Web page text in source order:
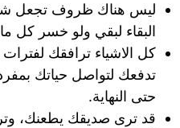
ليس هناك ظروف تجعل
البقاء لبقي ولو خسر كل
كل الاشياء ترافقك
تدفعك لتواصل حياتك
حتى النهاية.
قد ترى صديقك يطعنك،